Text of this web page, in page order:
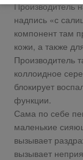
Производитель
надпись «с
компонент там
кожи, а также
Производитель
коллоидное
блокирует
функции.
Сама по себе
маленькие
вызывает
вызывает